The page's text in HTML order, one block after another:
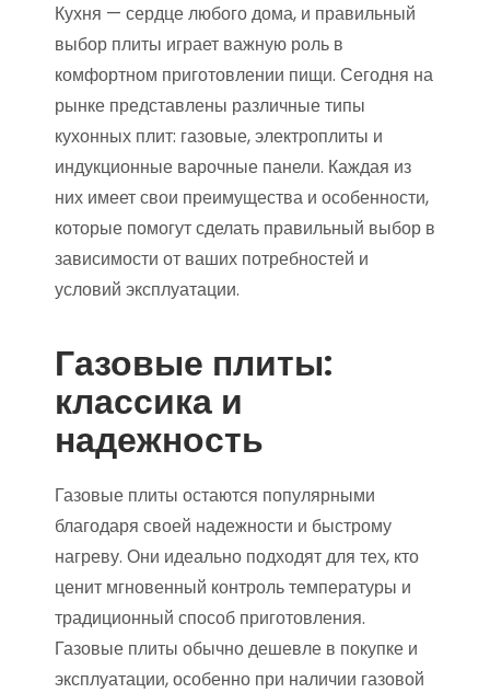
Кухня — сердце любого дома, и правильный
выбор плиты играет важную роль в
комфортном приготовлении пищи. Сегодня на
рынке представлены различные типы
кухонных плит: газовые, электроплиты и
индукционные варочные панели. Каждая из
них имеет свои преимущества и особенности,
которые помогут сделать правильный выбор в
зависимости от ваших потребностей и
условий эксплуатации.
Газовые плиты:
классика и
надежность
Газовые плиты остаются популярными
благодаря своей надежности и быстрому
нагреву. Они идеально подходят для тех, кто
ценит мгновенный контроль температуры и
традиционный способ приготовления.
Газовые плиты обычно дешевле в покупке и
эксплуатации, особенно при наличии газовой